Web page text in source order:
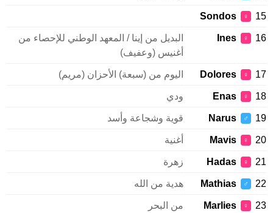
♀
Sondos
♀
Ines
البديل من إينا / المعهد الوطني للإحصاء من
أغنيس (وعفيف)
♀
Dolores اليوم من (سبعة) الأحزان (مريم)
♀
Enas ودي
♂
Narus قوية وشجاعة وأسد
♀
Mavis أغنية
♀
Hadas زهرة
♂
Mathias هدية من الله
♀
Marlies من البحر